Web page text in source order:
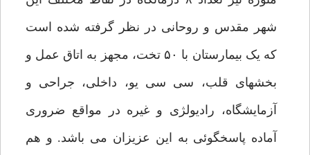
شهر مقدس و روحانی در نظر گرفته شده است
که یک بیمارستان با ۵۰ تخت، مجهز به اتاق عمل و
بخشهای قلب، سی سی یو، داخلی، جراحی و
آزمایشگاه، رادیولژی و غیره در مواقع ضروری
آماده پاسخگوئی به این عزیزان می باشد. و هم